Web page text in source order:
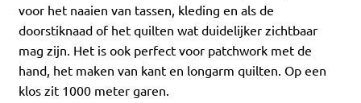
voor het naaien van tassen, kleding en als de
doorstiknaad of het quilten wat duidelijker zichtbaar
mag zijn. Het is ook perfect voor patchwork met de
hand, het maken van kant en longarm quilten. Op een
klos zit 1000 meter garen.